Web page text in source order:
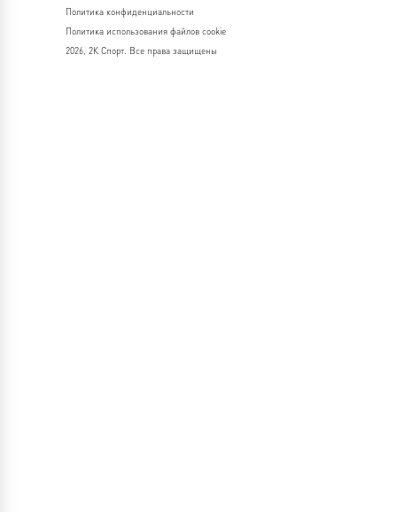
Политика конфиденциальности
Политика использования файлов cookie
2026, 2К Спорт. Все права защищены